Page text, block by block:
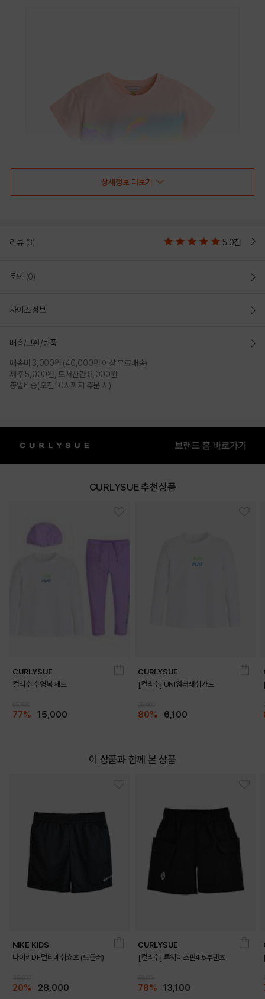
상세정보 더보기
리뷰 (3) 5.0점
문의 (0)
사이즈 정보
배송/교환/반품
배송비 3,000원 (40,000원 이상 무료배송)
제주 5,000원, 도서산간 8,000원
총알배송(오전 10시까지 주문 시)
CURLYSUE 추천상품
CURLYSUE
컬리수 수영복 세트
77% 15,000
CURLYSUE
[컬리수] UNI워터래쉬가드
80% 6,100
이 상품과 함께 본 상품
NIKE KIDS
나이키DF멀티메쉬쇼츠 (토들러)
20% 28,000
CURLYSUE
[컬리수] 투웨이스판4.5부팬츠
78% 13,100